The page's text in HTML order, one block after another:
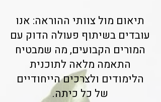
תיאום מול צוותי ההוראה: אנו
עובדים בשיתוף פעולה הדוק עם
המורים הקבועים, מה שמבטיח
התאמה מלאה לתוכנית
הלימודים ולצרכים הייחודיים
של כל כיתה.